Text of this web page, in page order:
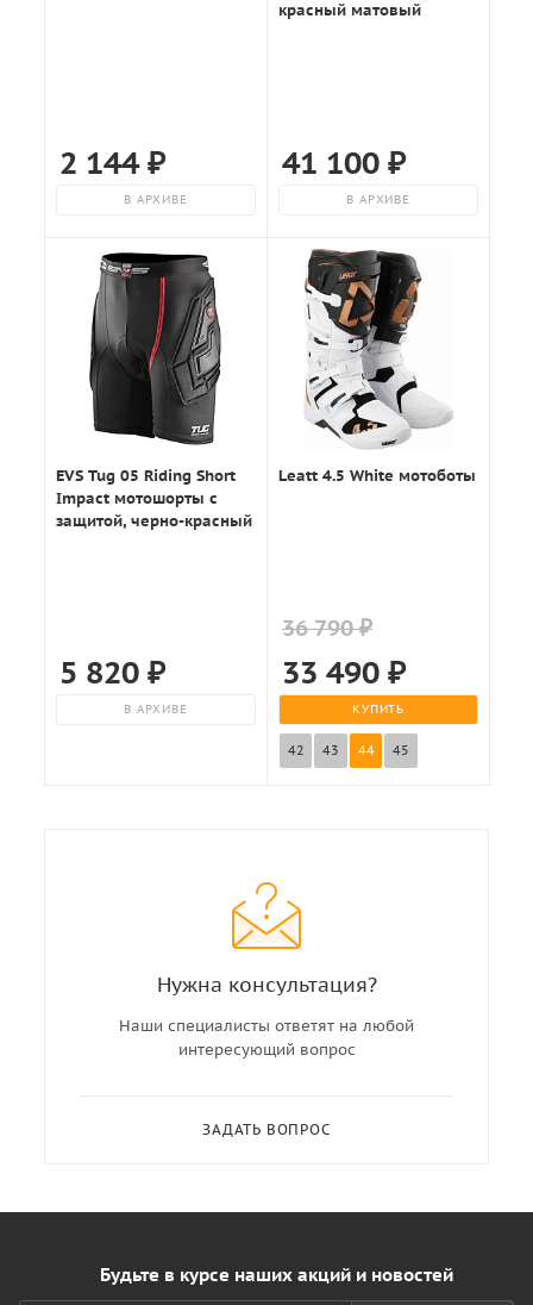
2 144₽
В АРХИВЕ
красный матовый
41 100 ₽
В АРХИВЕ
EVS Tug 05 Riding Short
Impact мотошорты с
защитой, черно-красный
5 820₽
В АРХИВЕ
Leatt 4.5 White мотоботы
36 790 ₽
33 490 ₽
КУПИТЬ
42 43 44 45
Нужна консультация?
Наши специалисты ответят на любой
интересующий вопрос
ЗАДАТЬ ВОПРОС
Будьте в курсе наших акций и новостей